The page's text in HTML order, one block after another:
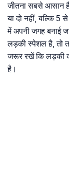
जीतना सबसे आसान
या दो नहीं, बल्कि 5
में अपनी जगह बनाई
लड़की स्पेशल है, तो
जरूर रखें कि लड़की
है।